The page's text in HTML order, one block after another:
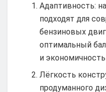
Адаптивность:
подходят для
бензиновых
оптимальный
и
Лёгкость
продуманного